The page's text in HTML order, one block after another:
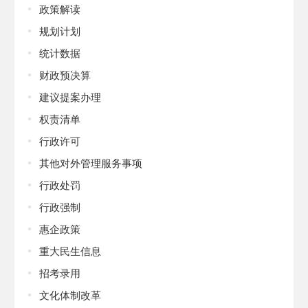
政策解读
规划计划
统计数据
财政预决算
建议提案办理
权责清单
行政许可
其他对外管理服务事项
行政处罚
行政强制
惠企政策
重大民生信息
招考录用
文化体制改革